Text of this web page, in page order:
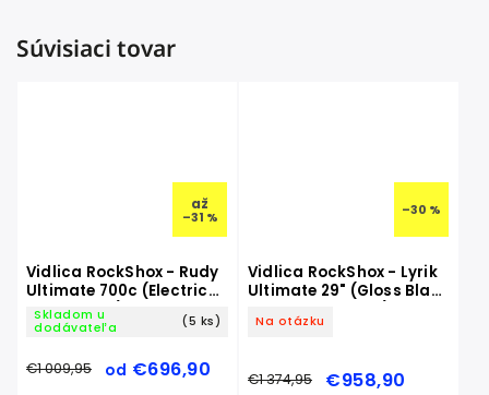
Súvisiaci tovar
až
–31 %
Vidlica RockShox - Rudy
Ultimate 700c (Electric
Red - Gloss)
Skladom u
dodávateľa
(5 ks)
€1 009,95 od €696,90
–30 %
Vidlica RockShox - Lyrik
Ultimate 29" (Gloss Black
Na otázku
€1 374,95 €958,90